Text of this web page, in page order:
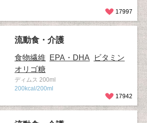
17997
流動食・介護
食物繊維 EPA・DHA
ビタミン
オリゴ糖
ディムス 200ml
200kcal/200ml
17942